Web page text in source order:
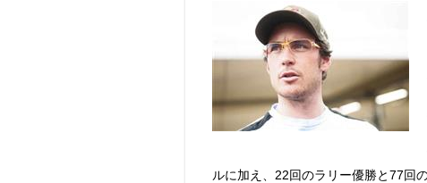
ルに加え、22回のラリー優勝と77回